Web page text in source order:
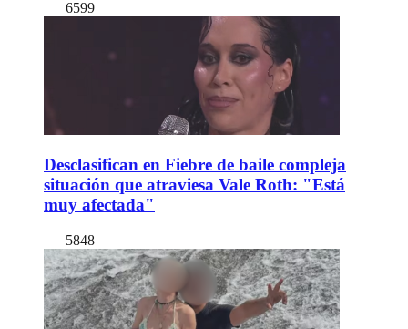
6599
Desclasifican en Fiebre de baile compleja
situación que atraviesa Vale Roth: "Está
muy afectada"
5848